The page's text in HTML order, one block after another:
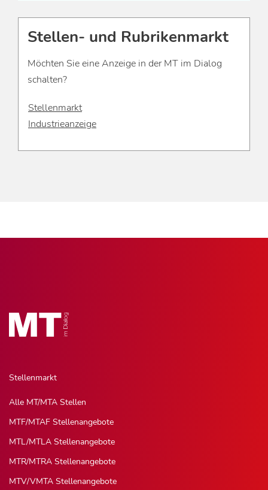
Stellen- und Rubrikenmarkt
Möchten Sie eine Anzeige in der MT im Dialog
schalten?
Stellenmarkt
Industrieanzeige
Stellenmarkt
Alle MT/MTA Stellen
MTF/MTAF Stellenangebote
MTL/MTLA Stellenangebote
MTR/MTRA Stellenangebote
MTV/VMTA Stellenangebote